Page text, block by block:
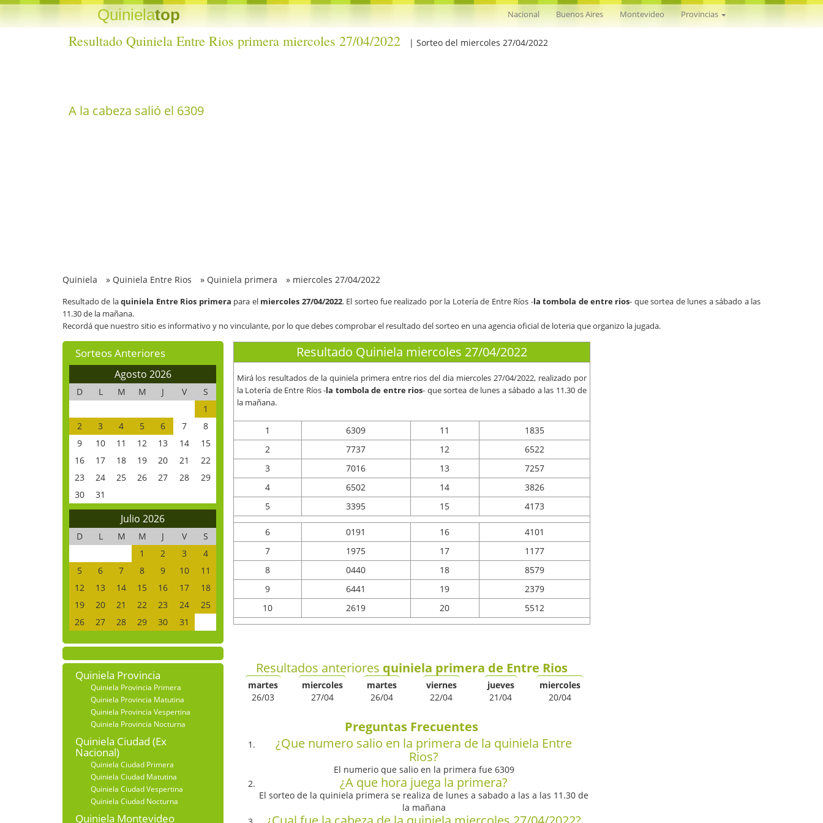
Quinielatop Nacional Buenos Aires Montevideo Provincias
Resultado Quiniela Entre Rios primera miercoles 27/04/2022 | Sorteo del miercoles 27/04/2022
A la cabeza salió el 6309
Quiniela » Quiniela Entre Rios » Quiniela primera » miercoles 27/04/2022
Resultado de laquiniela Entre Rios primera para el miercoles 27/04/2022. El sorteo fue realizado por la Lotería de Entre Ríos -la tombola de entre rios- que sortea de lunes a sábado a las
11.30 de la mañana.
Recordá que nuestro sitio es informativo y no vinculante, por lo que debes comprobar el resultado del sorteo en una agencia oficial de loteria que organizo la jugada.
Sorteos Anteriores
Agosto 2026
D L M M J V
S
1
2
3 4 5 6 7
8
9
10 11 12 13 14
15
16
17 18 19 20 21
22
23
24 25 26 27 28
29
30
31
Julio 2026
D L M M J V
S
1
2 3
4
5
6 7 8 9 10
11
12
13 14 15 16 17
18
19
20 21 22 23 24
25
26
27 28 29 30 31
Quiniela Provincia
Quiniela Provincia Primera
Quiniela Provincia Matutina
Quiniela Provincia Vespertina
Quiniela Provincia Nocturna
Quiniela Ciudad (Ex
Nacional)
Quiniela Ciudad Primera
Quiniela Ciudad Matutina
Quiniela Ciudad Vespertina
Quiniela Ciudad Nocturna
Quiniela Montevideo
Resultado Quiniela miercoles 27/04/2022
Mirá los resultados de la quiniela primera entre rios del dia miercoles 27/04/2022, realizado por
la Lotería de Entre Ríos -la tombola de entre rios- que sortea de lunes a sábado a las 11.30 de
la mañana.
1 6309 11
1835
2
7737 12
6522
3
7016 13
7257
4
6502 14
3826
5
3395 15 4173
6 0191 16
4101
7
1975 17
1177
8
0440 18
8579
9
6441 19
2379
10
2619 20 5512
Resultados anteriores quiniela primera de Entre Rios
martes
26/03
miercoles
27/04
martes
26/04
viernes
22/04
jueves
21/04
miercoles
20/04
Preguntas Frecuentes
¿Que numero salio en la primera de la quiniela Entre
Rios?
El numerio que salio en la primera fue 6309
¿A que hora juega la primera?
El sorteo de la quiniela primera se realiza de lunes a sabado a las a las 11.30 de
la mañana